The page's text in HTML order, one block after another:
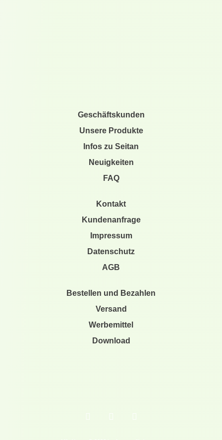
Geschäftskunden
Unsere Produkte
Infos zu Seitan
Neuigkeiten
FAQ
Kontakt
Kundenanfrage
Impressum
Datenschutz
AGB
Bestellen und Bezahlen
Versand
Werbemittel
Download